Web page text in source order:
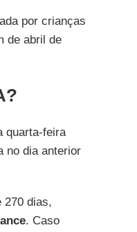
por crianças
de abril de
quarta-feira
no dia anterior
270 dias,
. Caso